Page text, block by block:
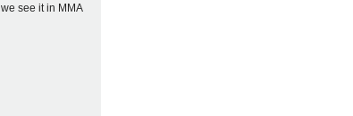
see it in MMA